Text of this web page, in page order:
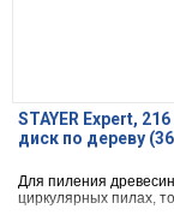
STAYER Expert,
диск по дереву
Для пиления
циркулярных пилах,